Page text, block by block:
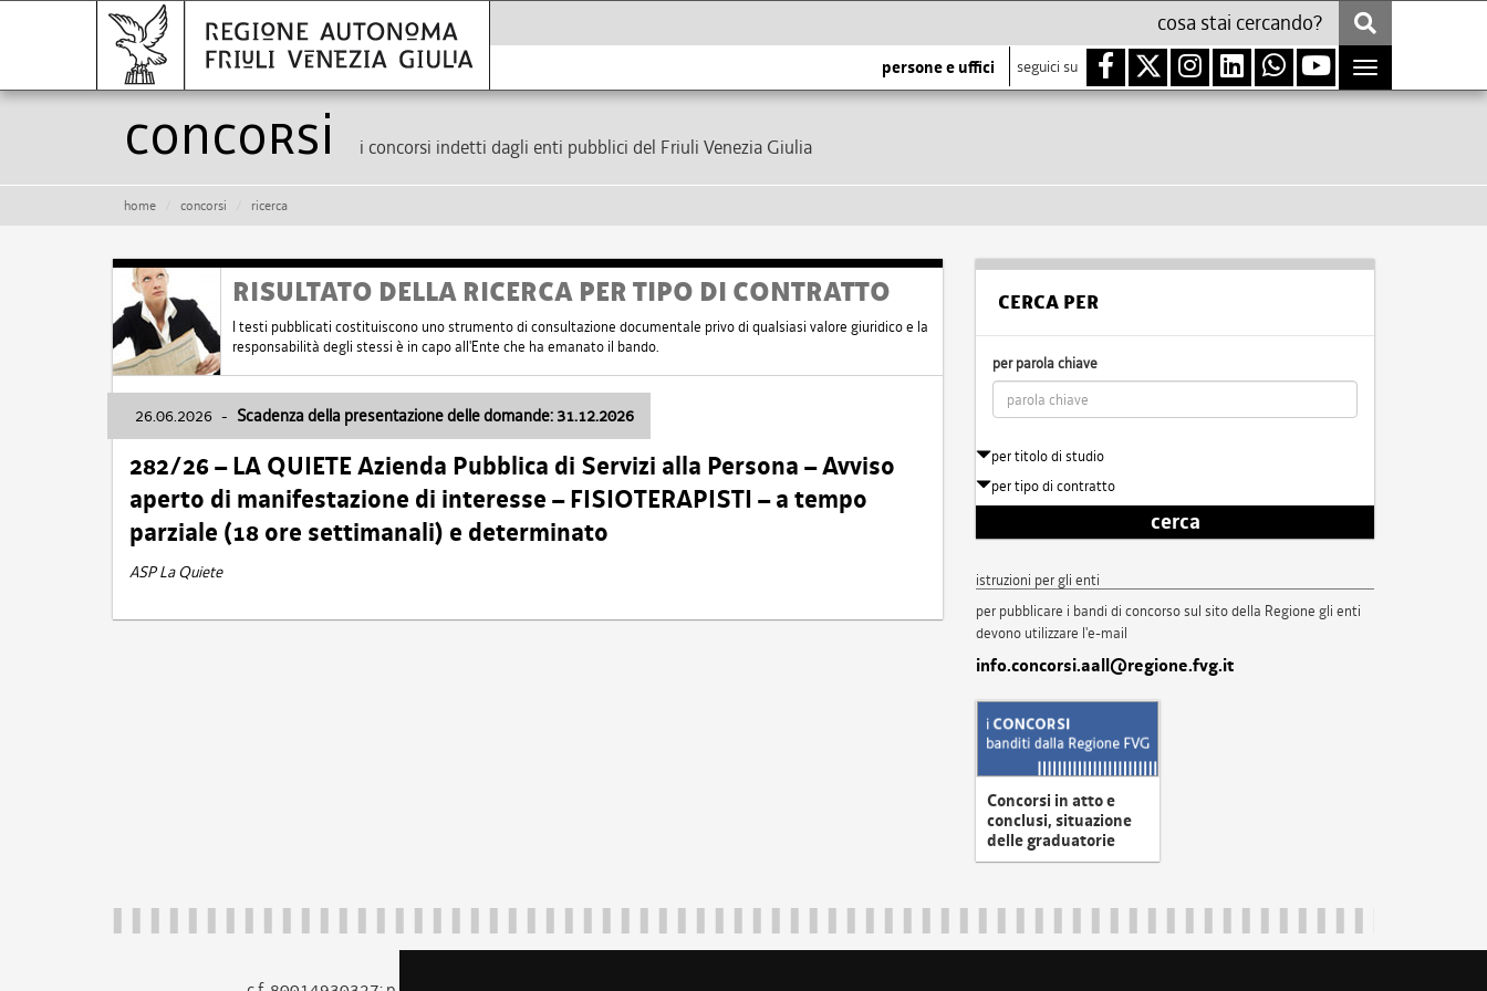
persone e uffici seguici su
Toggle
navigation
Concorsi i concorsi indetti dagli enti pubblici del Friuli Venezia Giulia
home concorsi ricerca
RISULTATO DELLA RICERCA PER TIPO DI CONTRATTO
I testi pubblicati costituiscono uno strumento di consultazione documentale privo di qualsiasi valore giuridico e la
responsabilità degli stessi è in capo all'Ente che ha emanato il bando.
26.06.2026 - Scadenza della presentazione delle domande: 31.12.2026
282/26 – LA QUIETE Azienda Pubblica di Servizi alla Persona – Avviso
aperto di manifestazione di interesse – FISIOTERAPISTI – a tempo
parziale (18 ore settimanali) e determinato
ASP La Quiete
CERCA PER
per parola chiave
per titolo di studio
per tipo di contratto
cerca
istruzioni per gli enti
per pubblicare i bandi di concorso sul sito della Regione gli enti
devono utilizzare l'e-mail
info.concorsi.aall@regione.fvg.it
Concorsi in atto e
conclusi, situazione
delle graduatorie